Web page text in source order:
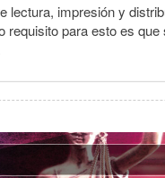
lectura, impresión y
para esto es